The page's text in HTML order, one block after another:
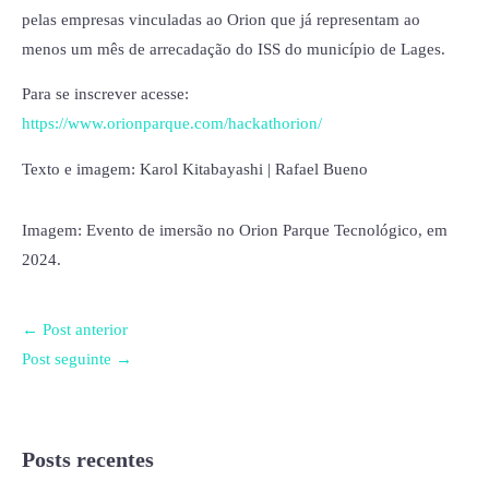
pelas empresas vinculadas ao Orion que já representam ao
menos um mês de arrecadação do ISS do município de Lages.
Para se inscrever acesse:
https://www.orionparque.com/hackathorion/
Texto e imagem: Karol Kitabayashi | Rafael Bueno
Imagem: Evento de imersão no Orion Parque Tecnológico, em
2024.
← Post anterior
Post seguinte →
Posts recentes